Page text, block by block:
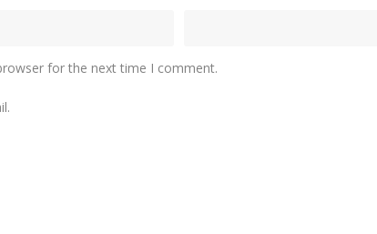
for the next time I comment.